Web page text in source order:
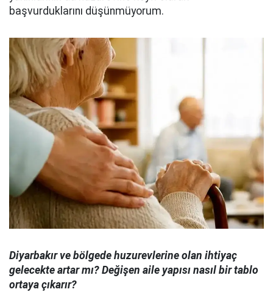
başvurduklarını düşünmüyorum.
Diyarbakır ve bölgede huzurevlerine olan ihtiyaç
gelecekte artar mı? Değişen aile yapısı nasıl bir tablo
ortaya çıkarır?